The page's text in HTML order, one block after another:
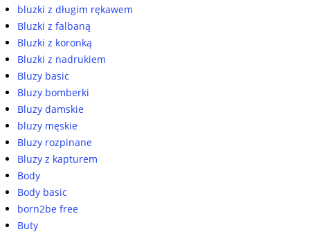
bluzki z długim rękawem
Bluzki z falbaną
Bluzki z koronką
Bluzki z nadrukiem
Bluzy basic
Bluzy bomberki
Bluzy damskie
bluzy męskie
Bluzy rozpinane
Bluzy z kapturem
Body
Body basic
born2be free
Buty